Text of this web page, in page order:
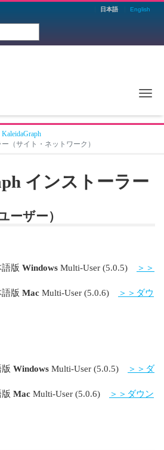
日本語 English
KaleidaGraph
（サイト・ネットワーク）
インストーラー
ーザー）
語版 Windows Multi-User (5.0.5)
＞＞
語版 Mac Multi-User (5.0.6)
＞＞ダウ
Windows Multi-User (5.0.5)
＞＞ダ
Mac Multi-User (5.0.6)
＞＞ダウン